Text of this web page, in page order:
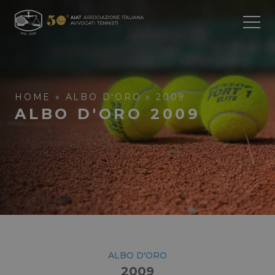
Apri/
Menu
HOME » ALBO D'ORO»2009
ALBO D'ORO 2009
ALBO D'ORO
2009